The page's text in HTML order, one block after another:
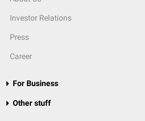
Investor Relations
Press
Career
For Business
Other stuff